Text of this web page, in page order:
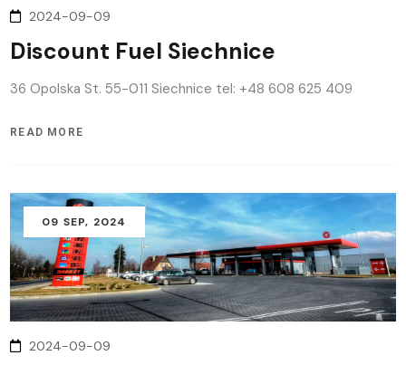
2024-09-09
Discount Fuel Siechnice
36 Opolska St. 55-011 Siechnice tel: +48 608 625 409
READ MORE
09 SEP, 2024
2024-09-09